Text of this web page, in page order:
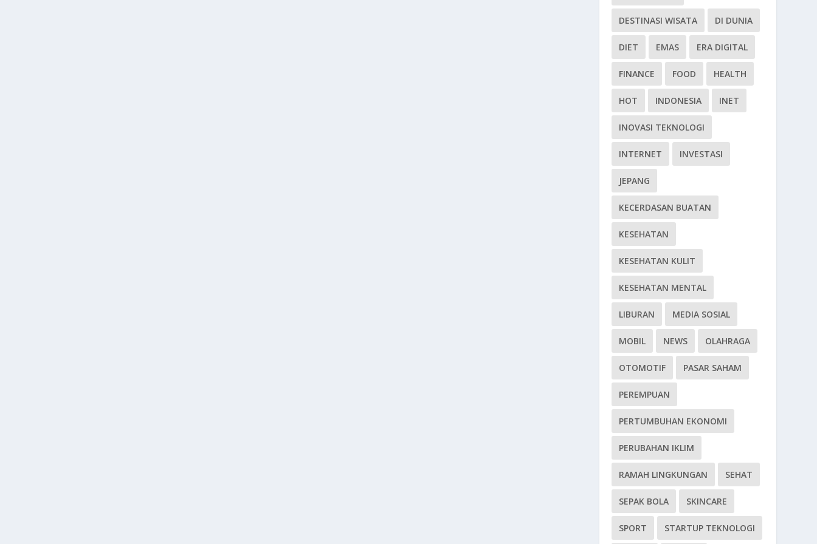
DESTINASI WISATA DI DUNIA
DIET EMAS ERA DIGITAL
FINANCE FOOD HEALTH
HOT INDONESIA INET
INOVASI TEKNOLOGI
INTERNET INVESTASI
JEPANG
KECERDASAN BUATAN
KESEHATAN
KESEHATAN KULIT
KESEHATAN MENTAL
LIBURAN MEDIA SOSIAL
MOBIL NEWS OLAHRAGA
OTOMOTIF PASAR SAHAM
PEREMPUAN
PERTUMBUHAN EKONOMI
PERUBAHAN IKLIM
RAMAH LINGKUNGAN SEHAT
SEPAK BOLA SKINCARE
SPORT STARTUP TEKNOLOGI